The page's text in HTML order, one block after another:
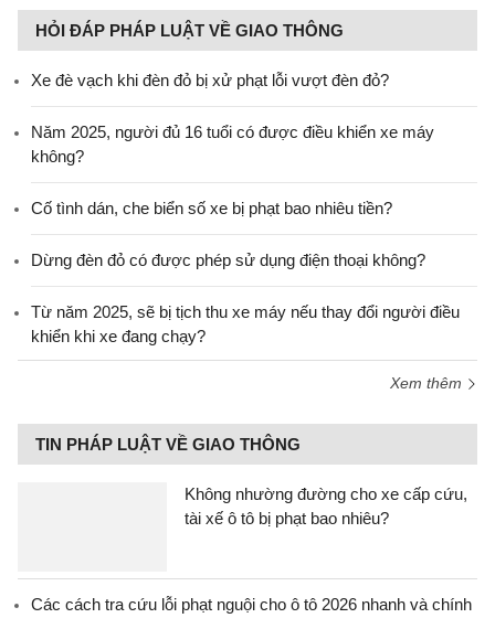
HỎI ĐÁP PHÁP LUẬT VỀ GIAO THÔNG
Xe đè vạch khi đèn đỏ bị xử phạt lỗi vượt đèn đỏ?
Năm 2025, người đủ 16 tuổi có được điều khiển xe máy
không?
Cố tình dán, che biển số xe bị phạt bao nhiêu tiền?
Dừng đèn đỏ có được phép sử dụng điện thoại không?
Từ năm 2025, sẽ bị tịch thu xe máy nếu thay đổi người điều
khiển khi xe đang chạy?
Xem thêm
TIN PHÁP LUẬT VỀ GIAO THÔNG
Không nhường đường cho xe cấp cứu,
tài xế ô tô bị phạt bao nhiêu?
Các cách tra cứu lỗi phạt nguội cho ô tô 2026 nhanh và chính